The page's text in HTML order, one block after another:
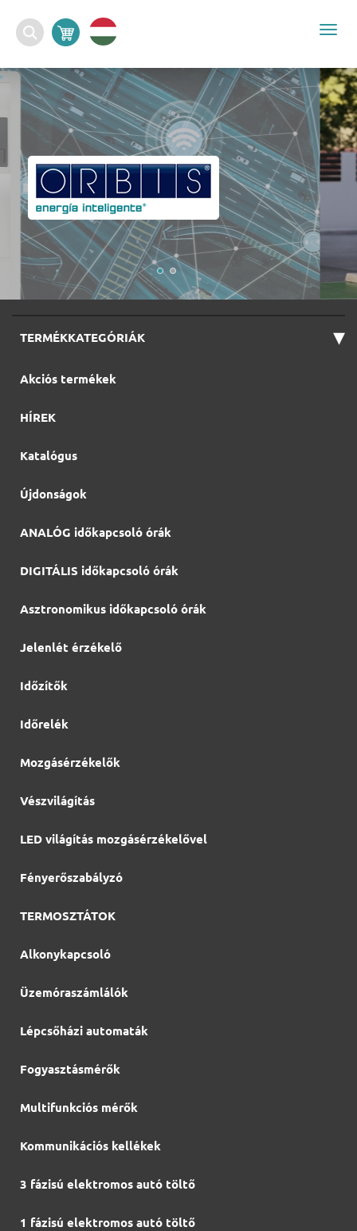
TERMÉKKATEGÓRIÁK ▾
Akciós termékek
HÍREK
Katalógus
Újdonságok
ANALÓG időkapcsoló órák
DIGITÁLIS időkapcsoló órák
Asztronomikus időkapcsoló órák
Jelenlét érzékelő
Időzítők
Időrelék
Mozgásérzékelők
Vészvilágítás
LED világítás mozgásérzékelővel
Fényerőszabályzó
TERMOSZTÁTOK
Alkonykapcsoló
Üzemóraszámlálók
Lépcsőházi automaták
Fogyasztásmérők
Multifunkciós mérők
Kommunikációs kellékek
3 fázisú elektromos autó töltő
1 fázisú elektromos autó töltő